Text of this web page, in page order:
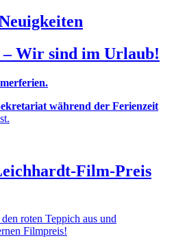
– Wir sind im Urlaub!
während der Ferienzeit
Film-Preis
roten Teppich aus und
Filmpreis!